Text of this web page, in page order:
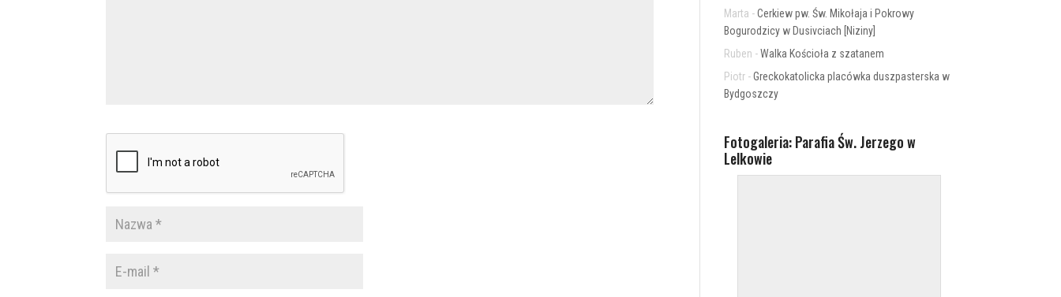
Marta -Cerkiew pw. Św. Mikołaja i Pokrowy
Bogurodzicy w Dusivciach [Niziny]
Ruben -Walka Kościoła z szatanem
Piotr -Greckokatolicka placówka duszpasterska w
Bydgoszczy
Fotogaleria: Parafia Św. Jerzego w
Lelkowie